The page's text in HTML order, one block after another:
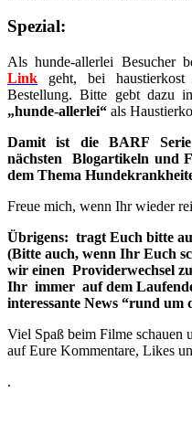
Spezial:
Als hunde-allerlei Besucher
Link geht, bei haustierkost
Bestellung. Bitte gebt dazu
„hunde-allerlei“ als
Damit ist die BARF Serie
nächsten Blogartikeln und
dem Thema
Freue mich, wenn Ihr wieder
Übrigens: tragt Euch bitte
(Bitte auch, wenn Ihr Euch
wir einen Providerwechsel
Ihr immer auf dem
interessante News “rund um
Viel Spaß beim Filme schauen
auf Eure Kommentare, Likes
.